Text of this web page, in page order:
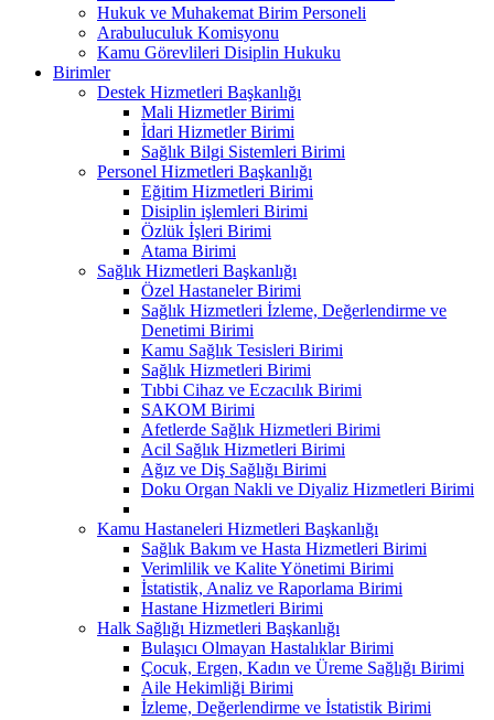
Hukuk ve Muhakemat Birim Personeli
Arabuluculuk Komisyonu
Kamu Görevlileri Disiplin Hukuku
Birimler
Destek Hizmetleri Başkanlığı
Mali Hizmetler Birimi
İdari Hizmetler Birimi
Sağlık Bilgi Sistemleri Birimi
Personel Hizmetleri Başkanlığı
Eğitim Hizmetleri Birimi
Disiplin işlemleri Birimi
Özlük İşleri Birimi
Atama Birimi
Sağlık Hizmetleri Başkanlığı
Özel Hastaneler Birimi
Sağlık Hizmetleri İzleme, Değerlendirme ve
Denetimi Birimi
Kamu Sağlık Tesisleri Birimi
Sağlık Hizmetleri Birimi
Tıbbi Cihaz ve Eczacılık Birimi
SAKOM Birimi
Afetlerde Sağlık Hizmetleri Birimi
Acil Sağlık Hizmetleri Birimi
Ağız ve Diş Sağlığı Birimi
Doku Organ Nakli ve Diyaliz Hizmetleri Birimi
Kamu Hastaneleri Hizmetleri Başkanlığı
Sağlık Bakım ve Hasta Hizmetleri Birimi
Verimlilik ve Kalite Yönetimi Birimi
İstatistik, Analiz ve Raporlama Birimi
Hastane Hizmetleri Birimi
Halk Sağlığı Hizmetleri Başkanlığı
Bulaşıcı Olmayan Hastalıklar Birimi
Çocuk, Ergen, Kadın ve Üreme Sağlığı Birimi
Aile Hekimliği Birimi
İzleme, Değerlendirme ve İstatistik Birimi